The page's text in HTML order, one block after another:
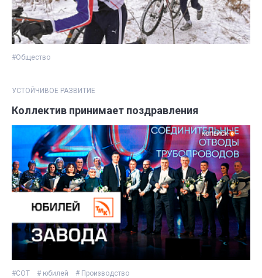
#Общество
УСТОЙЧИВОЕ РАЗВИТИЕ
Коллектив принимает поздравления
#СОТ # юбилей # Производство